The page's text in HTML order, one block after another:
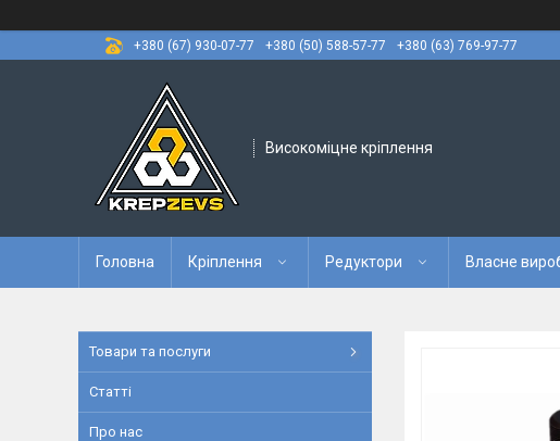
+380 (67) 930-07-77
+380 (50) 588-57-77 +380 (63) 769-97-77
Високоміцне кріплення
Головна Кріплення Редуктори Власне
Товари та послуги
Статті
Про нас